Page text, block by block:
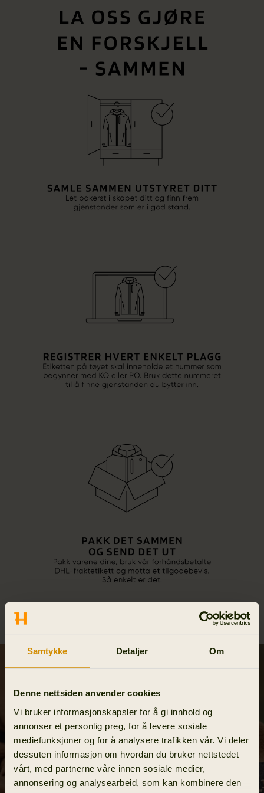
Samtykke Detaljer Om
Denne nettsiden anvender cookies
Vi bruker informasjonskapsler for å gi innhold og
annonser et personlig preg, for å levere sosiale
mediefunksjoner og for å analysere trafikken vår. Vi deler
dessuten informasjon om hvordan du bruker nettstedet
vårt, med partnerne våre innen sosiale medier,
annonsering og analysearbeid, som kan kombinere den